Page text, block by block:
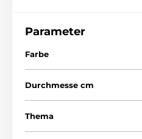
Parameter
Farbe
Durchmesse cm
Thema